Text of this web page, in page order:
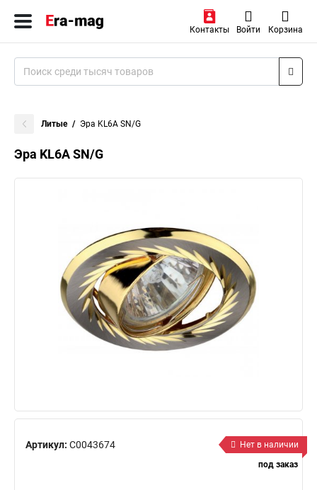
Контакты Войти Корзина
Литые Эра KL6A SN/G
Эра KL6A SN/G
Артикул: C0043674
Нет в наличии
под заказ